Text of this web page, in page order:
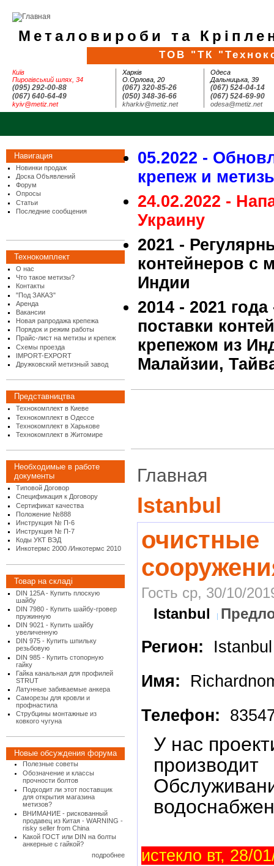
Металовироби та
ТОВ "ТК
Київ
Пирогівський шлях, 34
(095) 292-00-88
(067) 640-64-49
kyiv@metiz.net
Харків
О.Орлова, 20
(067) 320-85-26
(050) 348-36-66
kharkiv@metiz.net
Одеса
Дальницька, 39
(067) 524-04-14
(067) 524-69-90
odesa@metiz.net
Навигация
Новинки продаж
Доска Объявлений
Форум
Опросы
Статьи
Последние сообщения
Технокомплект
О нас
Что такое метизы?
Контакты
"Под ЗАКАЗ"
Аренда
Вакансии
Новая рапродажа крепежа
Порядок и режим работы
Прайс-лист на метизы и крепеж
Схемы проезда
IMPORT-EXPORT
Дружковский метизный завод
Представництва
Технокомплект в Киеве
Технокомплект в Одессе
Технокомплект в Харькове
Технокомплект в Житомире
Необходимые в работе
документы
Типовой Договор
Спецификация к Договору
Сертификат качества
Положение №888
Инструкция № П-6
Инструкция № П-7
Коды УКТ ВЭД
Инкотермс 2000 /Инкотермс 2010
Товар на складі
DIN 125A - Купить плоскую
шайбу
DIN 7980 - Купить шайбу-гровер
пружинную
DIN 9021 - Купить шайбу
увеличенную
DIN 975 - Купить шпильку
резьбовую
DIN 985 - Купить стопорную
гайку
Гайка канальная для профилей
STRUT
Латунные забиваемые анкера
Саморезы для кровли и
профнастила
Струбцины монтажные из
ковкого чугуна
Новые обсуждения форума
Полезные советы
Обозначение и классы
прочности болтов
Подходит ли этот поставщик
для открытия магазина
метизов?
ВНИМАНИЕ - рискованный
продавец из Китая - WARNING -
risky seller from China
Какой ГОСТ или DIN на болты
анкерные с гайкой?
подробнее
05.2022 -
крепеж и
24.02.2022 -
Украину
2021 -
контейнеров с
Индии
2014 - 2021
поставки
крепежом из
Малайзии,
Главная
Istanbul
очистные
Гость ср, 30/10/
Istanbul
Регион:
Istanbul
Имя:
Телефон:
У нас
производит
истекло вт, 28/